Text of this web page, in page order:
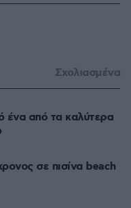
Σχολιασμένα
από τα καλύτερα
σε πισίνα beach